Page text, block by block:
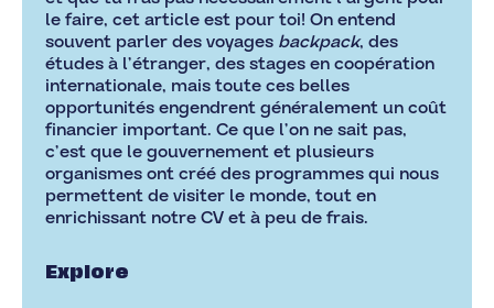
le faire, cet article est pour toi! On entend
souvent parler des voyages backpack, des
études à l’étranger, des stages en coopération
internationale, mais toute ces belles
opportunités engendrent généralement un coût
financier important. Ce que l’on ne sait pas,
c’est que le gouvernement et plusieurs
organismes ont créé des programmes qui nous
permettent de visiter le monde, tout en
enrichissant notre CV et à peu de frais.
Explore